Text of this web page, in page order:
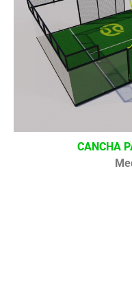
CANCHA